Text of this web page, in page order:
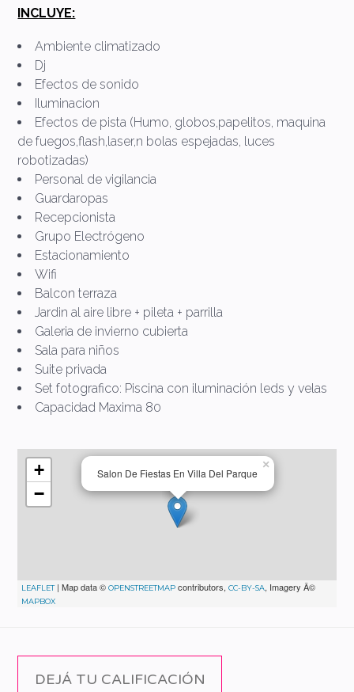
INCLUYE:
Ambiente climatizado
Dj
Efectos de sonido
Iluminacion
Efectos de pista (Humo, globos,papelitos, maquina
de fuegos,flash,laser,n bolas espejadas, luces
robotizadas)
Personal de vigilancia
Guardaropas
Recepcionista
Grupo Electrógeno
Estacionamiento
Wifi
Balcon terraza
Jardin al aire libre + pileta + parrilla
Galeria de invierno cubierta
Sala para niños
Suite privada
Set fotografico: Piscina con iluminación leds y velas
Capacidad Maxima 80
Salon De Fiestas En Villa Del Parque
×
+
−
LEAFLET| Map data ©OPENSTREETMAP contributors,CC-BY-SA, Imagery Â©
MAPBOX
DEJÁ TU CALIFICACIÓN